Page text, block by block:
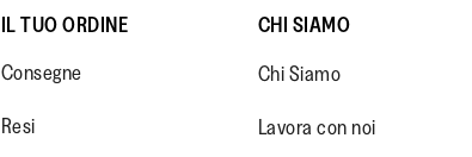
IL TUO ORDINE
Consegne
Resi
CHI SIAMO
Chi Siamo
Lavora con noi